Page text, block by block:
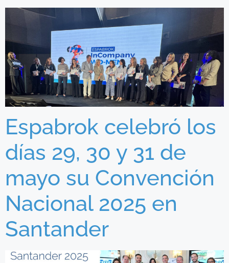
Espabrok celebró los
días 29, 30 y 31 de
mayo su Convención
Nacional 2025 en
Santander